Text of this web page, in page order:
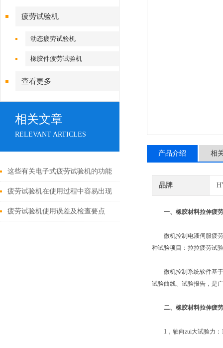
疲劳试验机
动态疲劳试验机
橡胶件疲劳试验机
查看更多
相关文章
RELEVANT ARTICLES
这些有关电子式疲劳试验机的功能
特色，你是否了解？
疲劳试验机在使用过程中容易出现
的问题该如何解决
疲劳试验机使用误差及检查要点
产品介绍 相
品牌
一、 橡胶材料拉伸疲
微机控制电液伺服疲劳
种试验项目：拉拉疲劳试
微机控制系统软件基于
试验曲线、试验报告，是
二、 橡胶材料拉伸疲
1，轴向zui大试验力：